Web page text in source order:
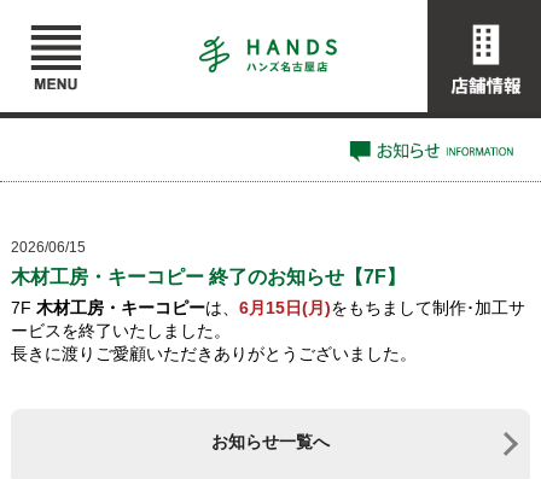
2026/06/15
木材工房・キーコピー 終了のお知らせ【7F】
7F 木材工房・キーコピーは、 6月15日(月)をもちまして制作･加工サ
ービスを終了いたしました。
長きに渡りご愛顧いただきありがとうございました。
お知らせ一覧へ